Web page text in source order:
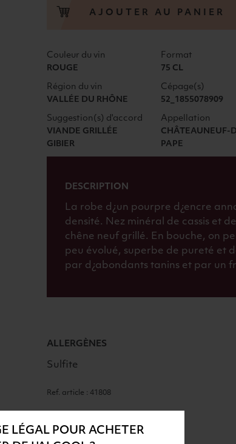
LÉGAL POUR ACHETER
GÉNÉRATIONS
GASTON
CHÂTEAUNEUF
DU
CHÂTEAU
LA
GARDINE
AJOUTER AU PANIER
Couleur du vin
ROUGE
Format
75 CL
Région du vin
VALLÉE DU RHÔNE
Cépage(s)
52_1855078909
Suggestion(s) d'accord
VIANDE GRILLÉE
GIBIER
Appellation
CHÂTEAUNEUF-
PAPE
DESCRIPTION
La robe d¿un pourpre d¿encre
densité. Nez minéral de cassis et
chêne neuf grillé. En bouche, on
peu évolué, superbe de pureté et
par d¿abondants tanins et par un
ALLERGÈNES
Sulfite
Ref. article : 41808